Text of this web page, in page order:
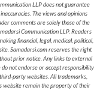
LLP does not guarantee
The views and opinions
comments are solely those of the
Communication LLP. Readers
financial, legal, medical, political,
Samadarsi.com reserves the right
prior notice. Any links to external
not endorse or accept responsibility
party websites. All trademarks,
website remain the property of their